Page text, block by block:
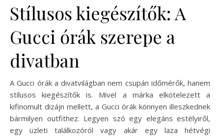
Stílusos kiegészítők: A
Gucci órák szerepe a
divatban
A Gucci órák a divatvilágban nem csupán időmérők, hanem
stílusos kiegészítők is. Mivel a márka elkötelezett a
kifinomult dizájn mellett, a Gucci órák könnyen illeszkednek
bármilyen outfithez. Legyen szó egy elegáns estélyiről,
egy üzleti találkozóról vagy akár egy laza hétvégi